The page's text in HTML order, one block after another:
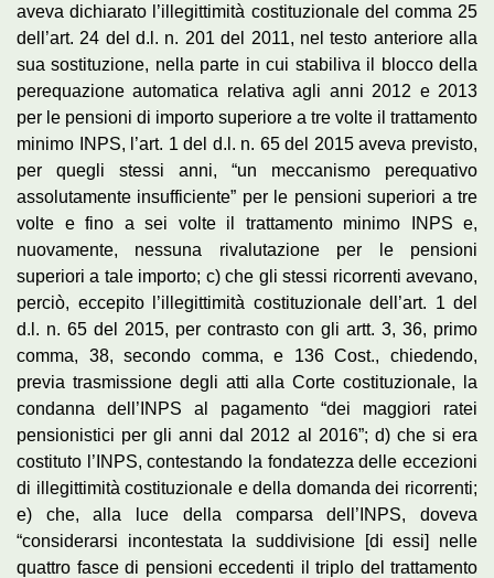
aveva dichiarato l’illegittimità costituzionale del comma 25
dell’art. 24 del d.l. n. 201 del 2011, nel testo anteriore alla
sua sostituzione, nella parte in cui stabiliva il blocco della
perequazione automatica relativa agli anni 2012 e 2013
per le pensioni di importo superiore a tre volte il trattamento
minimo INPS, l’art. 1 del d.l. n. 65 del 2015 aveva previsto,
per quegli stessi anni, “un meccanismo perequativo
assolutamente insufficiente” per le pensioni superiori a tre
volte e fino a sei volte il trattamento minimo INPS e,
nuovamente, nessuna rivalutazione per le pensioni
superiori a tale importo; c) che gli stessi ricorrenti avevano,
perciò, eccepito l’illegittimità costituzionale dell’art. 1 del
d.l. n. 65 del 2015, per contrasto con gli artt. 3, 36, primo
comma, 38, secondo comma, e 136 Cost., chiedendo,
previa trasmissione degli atti alla Corte costituzionale, la
condanna dell’INPS al pagamento “dei maggiori ratei
pensionistici per gli anni dal 2012 al 2016”; d) che si era
costituto l’INPS, contestando la fondatezza delle eccezioni
di illegittimità costituzionale e della domanda dei ricorrenti;
e) che, alla luce della comparsa dell’INPS, doveva
“considerarsi incontestata la suddivisione [di essi] nelle
quattro fasce di pensioni eccedenti il triplo del trattamento